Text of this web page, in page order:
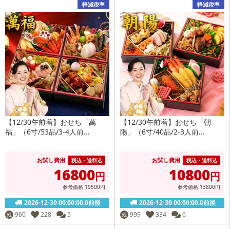
軽減税率
【12/30午前着】おせち「萬
福」（6寸/53品/3-4人前...
お試し費用 税込・送料込
16800円
参考価格 19500円
2026-12-30 00:00:00.0前後
残 960 228 5
軽減税率
【12/30午前着】おせち「朝
陽」（6寸/40品/2-3人前...
お試し費用 税込・送料込
10800円
参考価格 13800円
2026-12-30 00:00:00.0前後
残 999 334 6